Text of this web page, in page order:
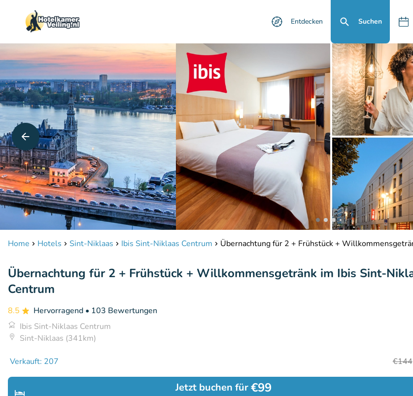
Entdecken Suchen
Home Hotels Sint-Niklaas Ibis Sint-Niklaas Centrum Übernachtung für 2 + Frühstück +
Übernachtung für 2 + Frühstück + Willkommensgetränk im Ibis Sint-
Centrum
8.5 Hervorragend • 103 Bewertungen
Ibis Sint-Niklaas Centrum
Sint-Niklaas (341km)
Verkauft: 207 €144
Jetzt buchen für€99